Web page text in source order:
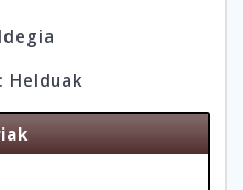
Helduak